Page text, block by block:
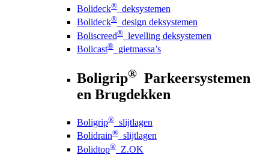
Bolideck® deksystemen
Bolideck® design deksystemen
Boliscreed® levelling deksystemen
Bolicast® gietmassa’s
Boligrip® Parkeersystemen
en Brugdekken
Boligrip® slijtlagen
Bolidrain® slijtlagen
Bolidtop® Z.OK